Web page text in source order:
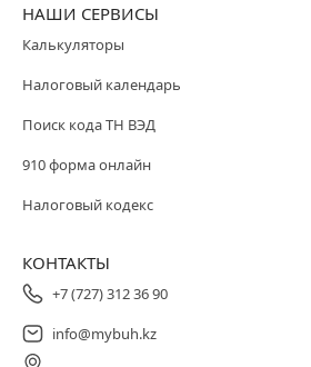
НАШИ СЕРВИСЫ
Калькуляторы
Налоговый календарь
Поиск кода ТН ВЭД
910 форма онлайн
Налоговый кодекс
КОНТАКТЫ
+7 (727) 312 36 90
info@mybuh.kz